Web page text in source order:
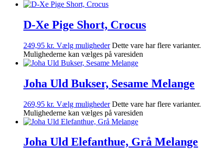
D-Xe Pige Short, Crocus
249,95 kr. Vælg muligheder Dette vare har flere varianter.
Mulighederne kan vælges på varesiden
Joha Uld Bukser, Sesame Melange
269,95 kr. Vælg muligheder Dette vare har flere varianter.
Mulighederne kan vælges på varesiden
Joha Uld Elefanthue, Grå Melange